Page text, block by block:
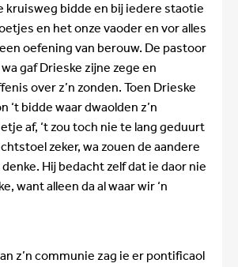
kruisweg bidde en bij iedere staotie
en het onze vaoder en vor alles
oefening van berouw. De pastoor
gaf Drieske zijne zege en
over z’n zonden. Toen Drieske
‘t bidde waar dwaolden z’n
af, ‘t zou toch nie te lang geduurt
zeker, wa zouen de aandere
Hij bedacht zelf dat ie daor nie
want alleen da al waar wir ‘n
z’n communie zag ie er pontificaol